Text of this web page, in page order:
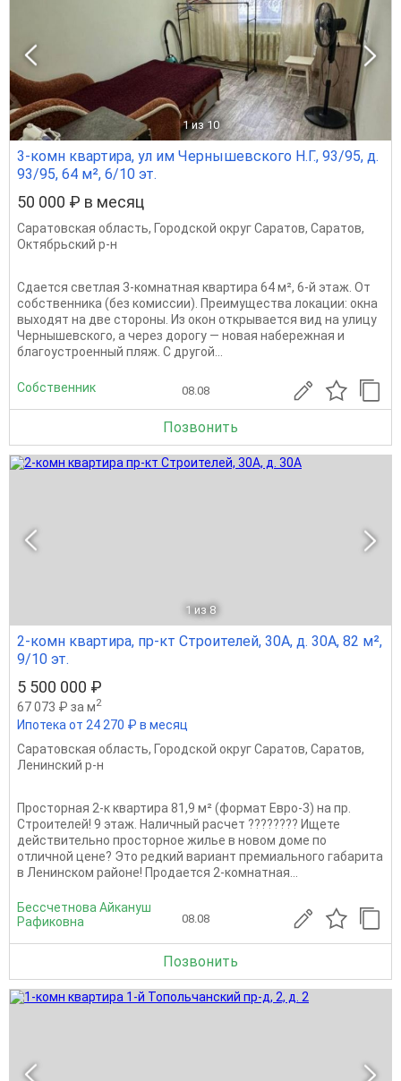
1 из 10
3-комн квартира, ул им Чернышевского Н.Г., 93/95, д.
93/95, 64 м², 6/10 эт.
50 000 ₽ в месяц
Саратовская область, Городской округ Саратов, Саратов,
Октябрьский р-н
Сдается светлая 3-комнатная квартира 64 м², 6-й этаж. От
собственника (без комиссии). Преимущества локации: окна
выходят на две стороны. Из окон открывается вид на улицу
Чернышевского, а через дорогу — новая набережная и
благоустроенный пляж. С другой...
Собственник 08.08
Позвонить
1 из 8
2-комн квартира, пр-кт Строителей, 30А, д. 30А, 82 м²,
9/10 эт.
5 500 000 ₽
67 073 ₽ за м2
Ипотека от 24 270 ₽ в месяц
Саратовская область, Городской округ Саратов, Саратов,
Ленинский р-н
Просторная 2-к квартира 81,9 м² (формат Евро-3) на пр.
Строителей! 9 этаж. Наличный расчет ????????️ Ищете
действительно просторное жилье в новом доме по
отличной цене? Это редкий вариант премиального габарита
в Ленинском районе! Продается 2-комнатная...
Бессчетнова Айкануш
Рафиковна
08.08
Позвонить